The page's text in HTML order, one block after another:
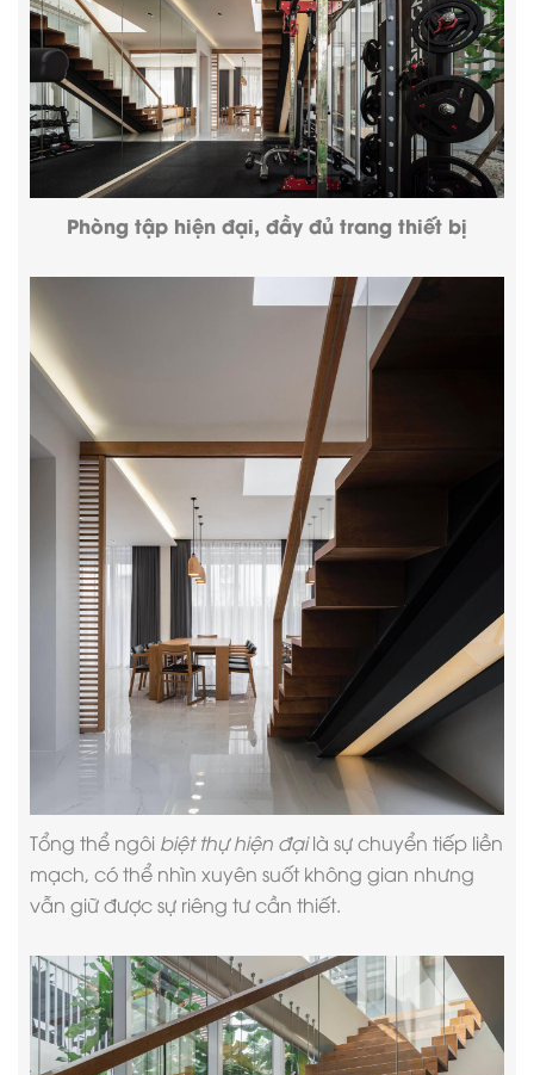
Phòng tập hiện đại, đầy đủ trang thiết bị
Tổng thể ngôi biệt thự hiện đạilà sự chuyển tiếp liền
mạch, có thể nhìn xuyên suốt không gian nhưng
vẫn giữ được sự riêng tư cần thiết.